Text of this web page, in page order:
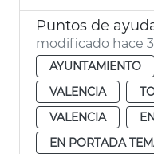
Puntos de
modificado hace
AYUNTAMIENTO
VALENCIA
VALENCIA
EN PORTADA